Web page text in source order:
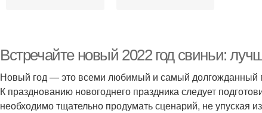
Встречайте новый 2022 год свиньи:
Новый год — это всеми любимый и самый долгожданный
К празднованию новогоднего праздника следует
необходимо тщательно продумать сценарий, не упуская